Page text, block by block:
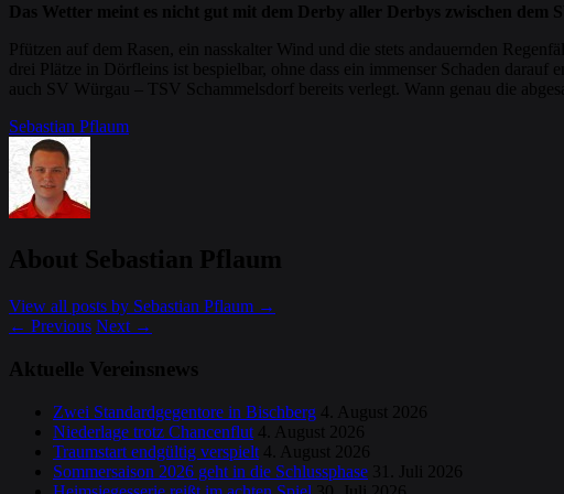
Das Wetter meint es nicht gut mit dem Derby aller Derbys zwischen
Pfützen auf dem Rasen, ein nasskalter Wind und die stets andauernden
drei Plätze in Dörfleins ist bespielbar, ohne dass ein immenser Schaden
auch SV Würgau – TSV Schammelsdorf bereits verlegt. Wann genau die
Sebastian Pflaum
About Sebastian Pflaum
View all posts by Sebastian Pflaum →
← Previous Next →
Aktuelle Vereinsnews
Zwei Standardgegentore in Bischberg 4. August 2026
Niederlage trotz Chancenflut 4. August 2026
Traumstart endgültig verspielt 4. August 2026
Sommersaison 2026 geht in die Schlussphase 31. Juli 2026